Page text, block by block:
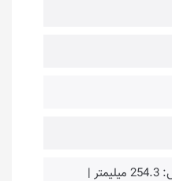
طول: 399.3 میلیمتر | عرض: 254.3 میلیمتر |